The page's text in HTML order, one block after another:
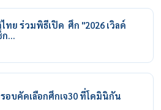
ทย ร่วมพิธีเปิด ศึก "2026 เวิลด์
ก…
อบคัดเลือกศึกเจ30 ที่โดมินิกัน